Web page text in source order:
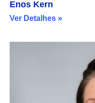
Enos Kern
Ver Detalhes »